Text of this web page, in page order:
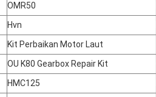
OMR50
Hvn
Kit Perbaikan Motor Laut
OU K80 Gearbox Repair Kit
HMC125